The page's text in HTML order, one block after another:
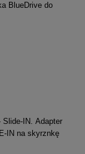
BlueDrive do
IN. Adapter
IN na skyrznkę